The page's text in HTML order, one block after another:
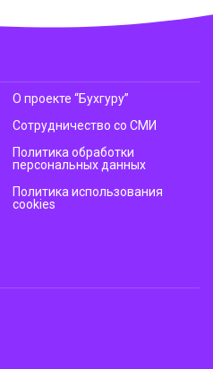
О проекте “Бухгуру”
Сотрудничество со СМИ
Политика обработки
персональных данных
Политика использования
cookies